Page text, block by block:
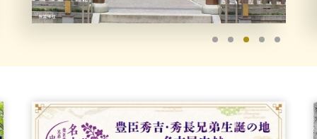
秀長グルメ・土産一覧
豊臣秀吉と名古屋の関係